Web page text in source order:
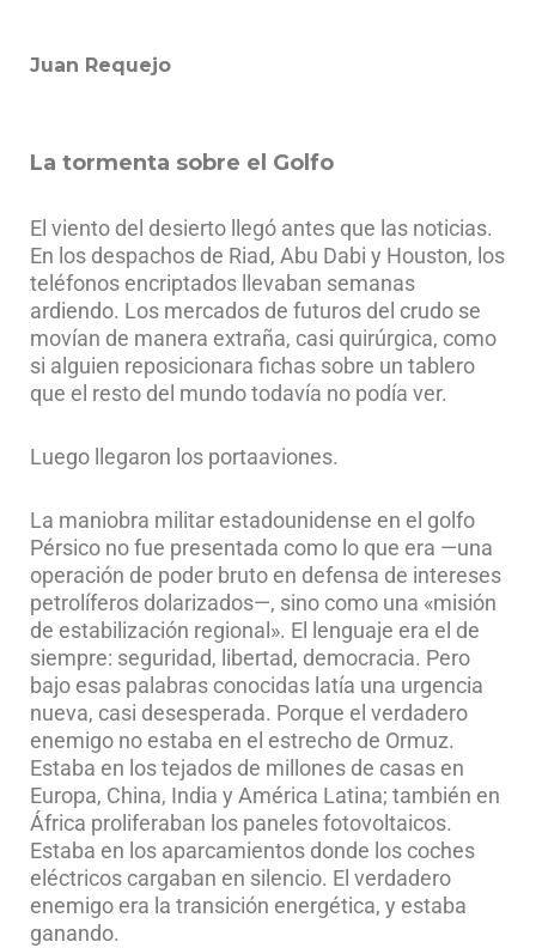
Juan Requejo
La tormenta sobre el Golfo
El viento del desierto llegó antes que las noticias.
En los despachos de Riad, Abu Dabi y Houston, los
teléfonos encriptados llevaban semanas
ardiendo. Los mercados de futuros del crudo se
movían de manera extraña, casi quirúrgica, como
si alguien reposicionara fichas sobre un tablero
que el resto del mundo todavía no podía ver.
Luego llegaron los portaaviones.
La maniobra militar estadounidense en el golfo
Pérsico no fue presentada como lo que era —una
operación de poder bruto en defensa de intereses
petrolíferos dolarizados—, sino como una «misión
de estabilización regional». El lenguaje era el de
siempre: seguridad, libertad, democracia. Pero
bajo esas palabras conocidas latía una urgencia
nueva, casi desesperada. Porque el verdadero
enemigo no estaba en el estrecho de Ormuz.
Estaba en los tejados de millones de casas en
Europa, China, India y América Latina; también en
África proliferaban los paneles fotovoltaicos.
Estaba en los aparcamientos donde los coches
eléctricos cargaban en silencio. El verdadero
enemigo era la transición energética, y estaba
ganando.